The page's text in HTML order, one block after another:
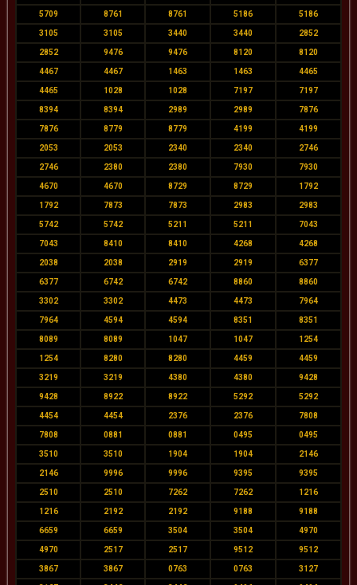
5709 8761 8761 5186 5186
3105 3105 3440 3440 2852
2852 9476 9476 8120 8120
4467 4467 1463 1463 4465
4465 1028 1028 7197 7197
8394 8394 2989 2989 7876
7876 8779 8779 4199 4199
2053 2053 2340 2340 2746
2746 2380 2380 7930 7930
4670 4670 8729 8729 1792
1792 7873 7873 2983 2983
5742 5742 5211 5211 7043
7043 8410 8410 4268 4268
2038 2038 2919 2919 6377
6377 6742 6742 8860 8860
3302 3302 4473 4473 7964
7964 4594 4594 8351 8351
8089 8089 1047 1047 1254
1254 8280 8280 4459 4459
3219 3219 4380 4380 9428
9428 8922 8922 5292 5292
4454 4454 2376 2376 7808
7808 0881 0881 0495 0495
3510 3510 1904 1904 2146
2146 9996 9996 9395 9395
2510 2510 7262 7262 1216
1216 2192 2192 9188 9188
6659 6659 3504 3504 4970
4970 2517 2517 9512 9512
3867 3867 0763 0763 3127